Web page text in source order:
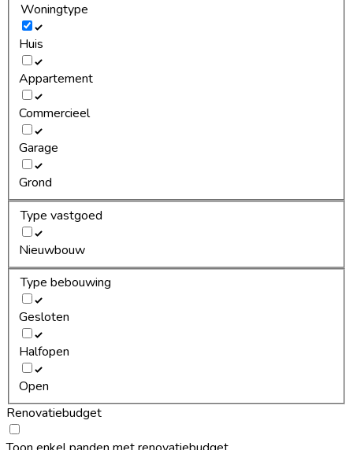
Woningtype
Huis
Appartement
Commercieel
Garage
Grond
Type vastgoed
Nieuwbouw
Type bebouwing
Gesloten
Halfopen
Open
Renovatiebudget